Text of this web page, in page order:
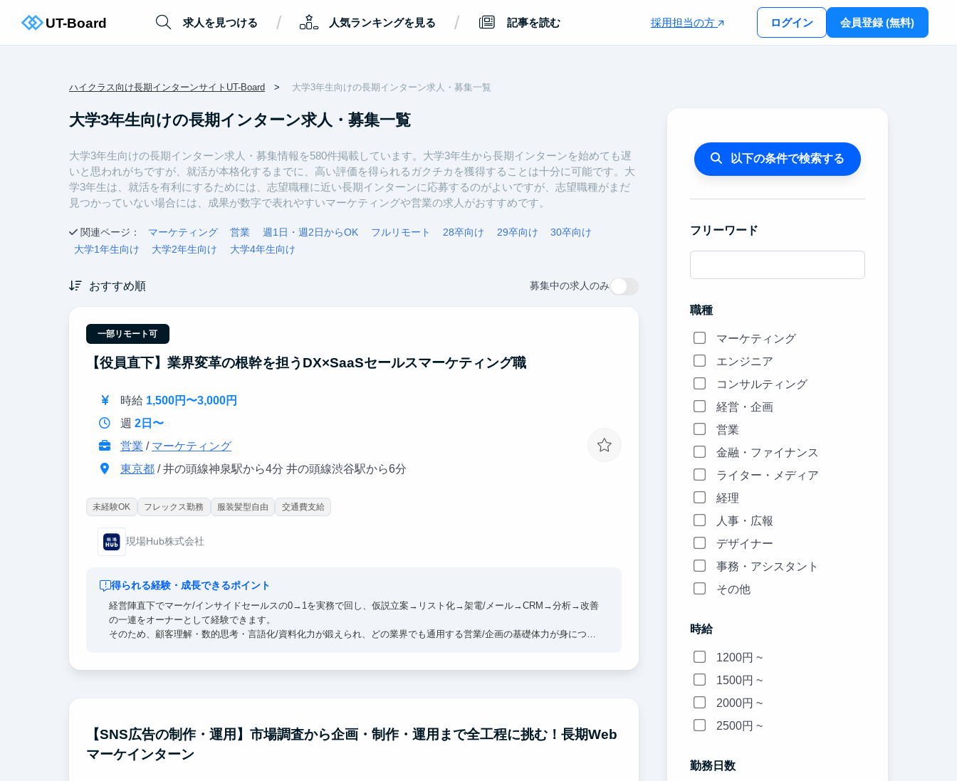
求人を見つける / 人気ランキングを見る / 記事を読む 採用担当の方 ログイン 会員登録 (無料)
ハイクラス向け長期インターンサイトUT-Board 大学3年生向けの長期インターン求人・募集一覧
大学3年生向けの長期インターン求人・募集一覧
大学3年生向けの長期インターン求人・募集情報を580件掲載しています。大学3年生から長期インターンを始めても遅
いと思われがちですが、就活が本格化するまでに、高い評価を得られるガクチカを獲得することは十分に可能です。大
学3年生は、就活を有利にするためには、志望職種に近い長期インターンに応募するのがよいですが、志望職種がまだ
見つかっていない場合には、成果が数字で表れやすいマーケティングや営業の求人がおすすめです。
関連ページ： マーケティング 営業 週1日・週2日からOK フルリモート 28卒向け 29卒向け
30卒向け
大学1年生向け
大学2年生向け 大学4年生向け
おすすめ順 募集中の求人のみ
一部リモート可
【役員直下】業界変革の根幹を担うDX×SaaSセールスマーケティング職
時給 1,500円〜3,000円
週 2日〜
営業 / マーケティング
東京都/ 井の頭線神泉駅から4分 井の頭線渋谷駅から6分
未経験OK フレックス勤務 服装髪型自由 交通費支給
現場Hub株式会社
得られる経験・成長できるポイント
経営陣直下でマーケ/インサイドセールスの0→1を実務で回し、仮説立案→リスト化→架電/メール→CRM→分析→改善
の一連をオーナーとして経験できます。
そのため、顧客理解・数的思考・言語化/資料化力が鍛えられ、どの業界でも通用する営業/企画の基礎体力が身につき
【SNS広告の制作・運用】市場調査から企画・制作・運用まで全工程に挑む！長期Web
マーケインターン
以下の条件で検索する
フリーワード
職種
マーケティング
エンジニア
コンサルティング
経営・企画
営業
金融・ファイナンス
ライター・メディア
経理
人事・広報
デザイナー
事務・アシスタント
その他
時給
1200円 ~
1500円 ~
2000円 ~
2500円 ~
勤務日数